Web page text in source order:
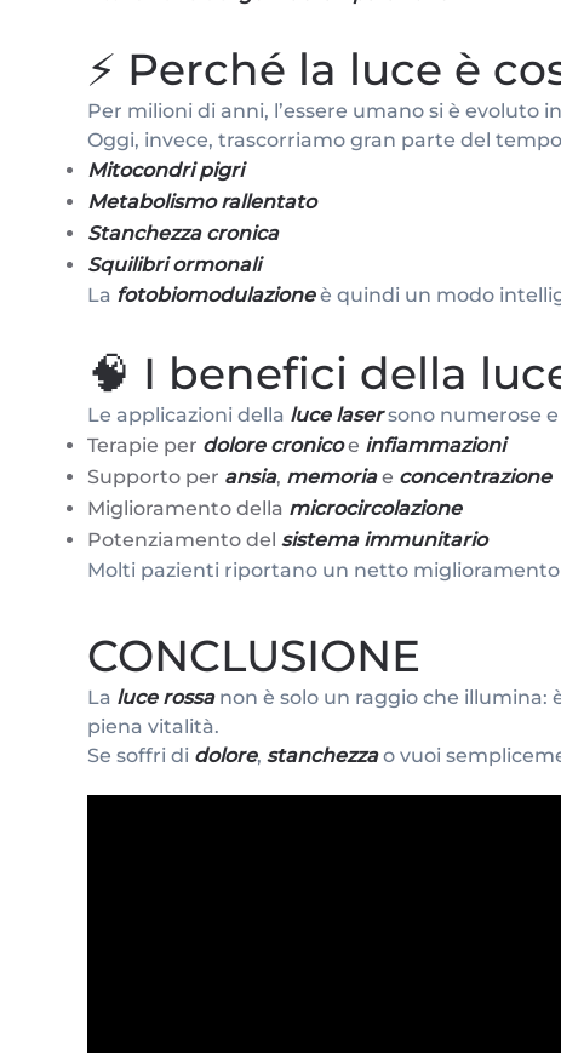
⚡ Perché la luce è
Per milioni di anni, l’essere umano si è evoluto
Oggi, invece, trascorriamo gran parte del
Mitocondri pigri
Metabolismo rallentato
Stanchezza cronica
Squilibri ormonali
La fotobiomodulazioneè quindi un modo
🧠 I benefici della
Le applicazioni della luce lasersono numerose
Terapie per dolore cronicoe infiammazioni
Supporto per ansia, memoriae concentrazione
Miglioramento della microcircolazione
Potenziamento del sistema immunitario
Molti pazienti riportano un netto
CONCLUSIONE
La luce rossanon è solo un raggio che illumina:
piena vitalità.
Se soffri di dolore, stanchezzao vuoi